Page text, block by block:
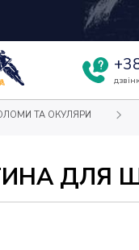
ТА ОКУЛЯРИ
ДЛЯ